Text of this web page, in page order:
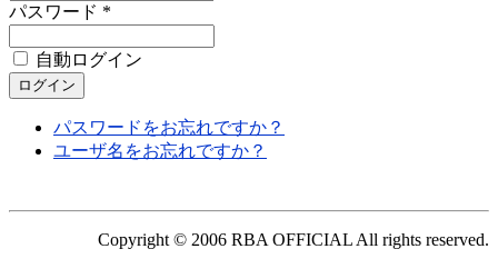
パスワード *
自動ログイン
パスワードをお忘れですか？
ユーザ名をお忘れですか？
Copyright © 2006 RBA OFFICIAL All rights reserved.